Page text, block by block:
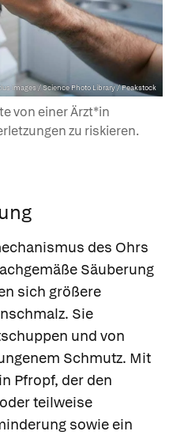
images / Science Photo Library / Peakstock
von einer Ärzt*in
zu riskieren.
des Ohrs
Säuberung
sich größere
Sie
und von
Schmutz. Mit
Pfropf, der den
teilweise
sowie ein